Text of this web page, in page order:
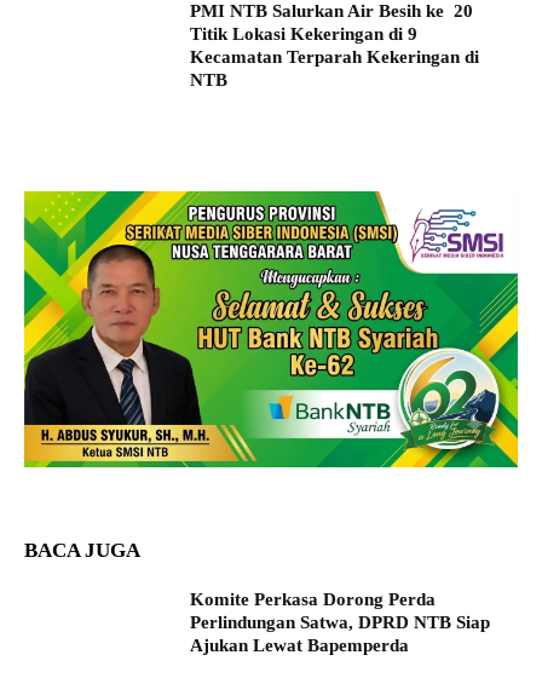
PMI NTB Salurkan Air Besih ke 20
Titik Lokasi Kekeringan di 9
Kecamatan Terparah Kekeringan di
NTB
BACA JUGA
Komite Perkasa Dorong Perda
Perlindungan Satwa, DPRD NTB Siap
Ajukan Lewat Bapemperda